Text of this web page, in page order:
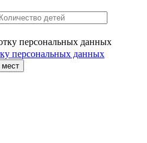
персональных данных
персональных данных
мест